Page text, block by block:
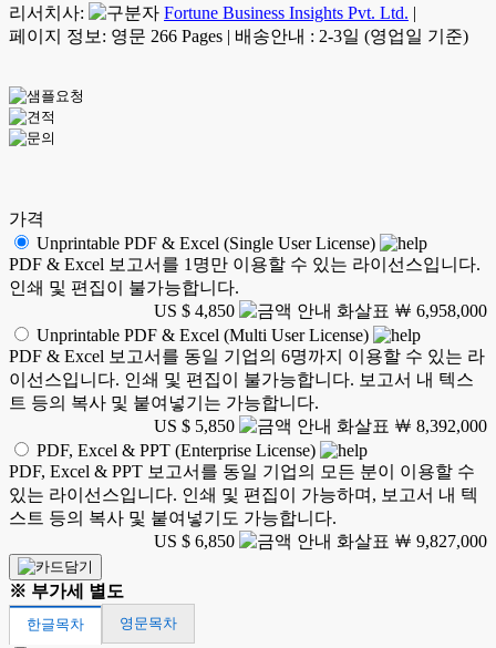
리서치사:
Fortune Business Insights Pvt. Ltd. |
페이지 정보: 영문 266 Pages | 배송안내 : 2-3일 (영업일 기준)
가격
Unprintable PDF & Excel (Single User License)
PDF & Excel 보고서를 1명만 이용할 수 있는 라이선스입니다.
인쇄 및 편집이 불가능합니다.
US $ 4,850
￦ 6,958,000
Unprintable PDF & Excel (Multi User License)
PDF & Excel 보고서를 동일 기업의 6명까지 이용할 수 있는 라
이선스입니다. 인쇄 및 편집이 불가능합니다. 보고서 내 텍스
트 등의 복사 및 붙여넣기는 가능합니다.
US $ 5,850
￦ 8,392,000
PDF, Excel & PPT (Enterprise License)
PDF, Excel & PPT 보고서를 동일 기업의 모든 분이 이용할 수
있는 라이선스입니다. 인쇄 및 편집이 가능하며, 보고서 내 텍
스트 등의 복사 및 붙여넣기도 가능합니다.
US $ 6,850
￦ 9,827,000
※ 부가세 별도
한글목차 영문목차